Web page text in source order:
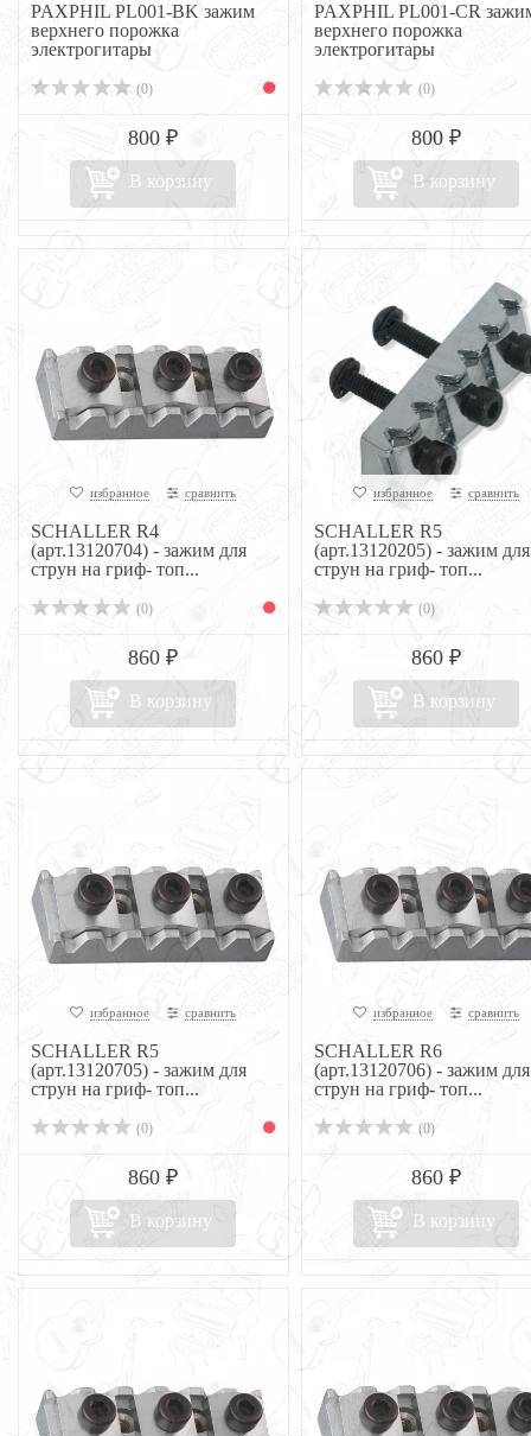
PAXPHIL PL001-BK зажим
верхнего порожка
электрогитары
(0)
800 ₽
В корзину
PAXPHIL PL001-CR
верхнего порожка
электрогитары
(0)
800 ₽
В корзину
избранное сравнить
SCHALLER R4
(арт.13120704) - зажим для
струн на гриф- топ...
(0)
860 ₽
В корзину
избранное сравнить
SCHALLER R5
(арт.13120205) - зажим для
струн на гриф- топ...
(0)
860 ₽
В корзину
избранное сравнить
SCHALLER R5
(арт.13120705) - зажим для
струн на гриф- топ...
(0)
860 ₽
В корзину
избранное сравнить
SCHALLER R6
(арт.13120706) - зажим для
струн на гриф- топ...
(0)
860 ₽
В корзину